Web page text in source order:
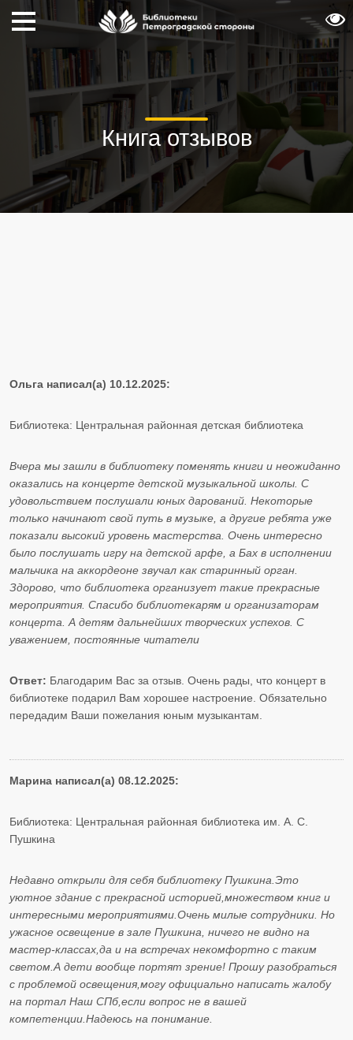
Книга отзывов
Ольга написал(а) 10.12.2025:
Библиотека: Центральная районная детская библиотека
Вчера мы зашли в библиотеку поменять книги и неожиданно
оказались на концерте детской музыкальной школы. С
удовольствием послушали юных дарований. Некоторые
только начинают свой путь в музыке, а другие ребята уже
показали высокий уровень мастерства. Очень интересно
было послушать игру на детской арфе, а Бах в исполнении
мальчика на аккордеоне звучал как старинный орган.
Здорово, что библиотека организует такие прекрасные
мероприятия. Спасибо библиотекарям и организаторам
концерта. А детям дальнейших творческих успехов. С
уважением, постоянные читатели
Ответ: Благодарим Вас за отзыв. Очень рады, что концерт в
библиотеке подарил Вам хорошее настроение. Обязательно
передадим Ваши пожелания юным музыкантам.
Марина написал(а) 08.12.2025:
Библиотека: Центральная районная библиотека им. А. С.
Пушкина
Недавно открыли для себя библиотеку Пушкина.Это
уютное здание с прекрасной историей,множеством книг и
интересными мероприятиями.Очень милые сотрудники. Но
ужасное освещение в зале Пушкина, ничего не видно на
мастер-классах,да и на встречах некомфортно с таким
светом.А дети вообще портят зрение! Прошу разобраться
с проблемой освещения,могу официально написать жалобу
на портал Наш СПб,если вопрос не в вашей
компетенции.Надеюсь на понимание.